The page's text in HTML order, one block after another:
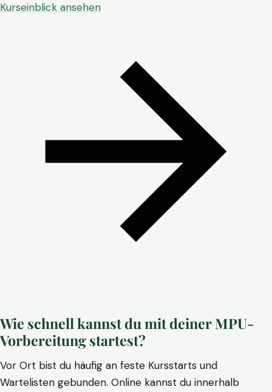
Kurseinblick ansehen
Wie schnell kannst du mit deiner MPU-
Vorbereitung startest?
Vor Ort bist du häufig an feste Kursstarts und
Wartelisten gebunden. Online kannst du innerhalb